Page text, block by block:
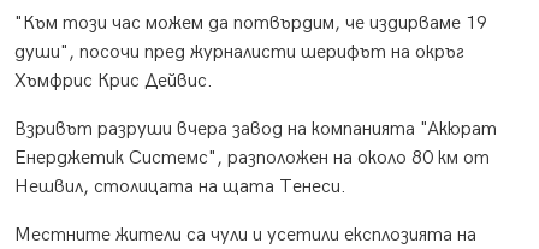
"Към този час можем да потвърдим, че издирваме 19
души", посочи пред журналисти шерифът на окръг
Хъмфрис Крис Дейвис.
Взривът разруши вчера завод на компанията "Акюрат
Енерджетик Системс", разположен на около 80 км от
Нешвил, столицата на щата Тенеси.
Местните жители са чули и усетили експлозията на